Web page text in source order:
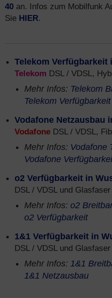
40 an. Infos zum Mobilfunk
Sie HIER.
Telekom Verfügbarkeit
Telekom DSL / VDSL,
Mehr Infos: Telekom
Telekom Verfügbarkeit
Vodafone Netzausbau
Vodafone DSL / VDSL,
Mehr Infos: Vodafone
Vodafone
o2 Verfügbarkeit in
DSL / VDSL und
Mehr Infos: o2
o2 Verfügbarkeit
1&1 Verfügbarkeit in
DSL / VDSL und Glasfaser
Mehr Infos: 1&1
1&1 Netzausbau